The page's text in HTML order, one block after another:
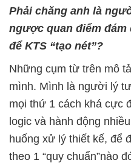
Phải chăng anh là
ngược quan điểm đám
để KTS “tạo nét”?
Những cụm từ trên mô
mình. Mình là người lý
mọi thứ 1 cách khá cực
logic và hành động
huống xử lý thiết kế, để
theo 1 “quy chuẩn”nào